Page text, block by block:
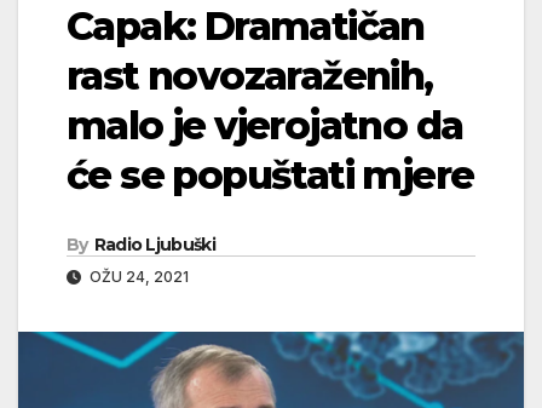
Capak: Dramatičan
rast novozaraženih,
malo je vjerojatno da
će se popuštati mjere
By Radio Ljubuški
OŽU 24, 2021